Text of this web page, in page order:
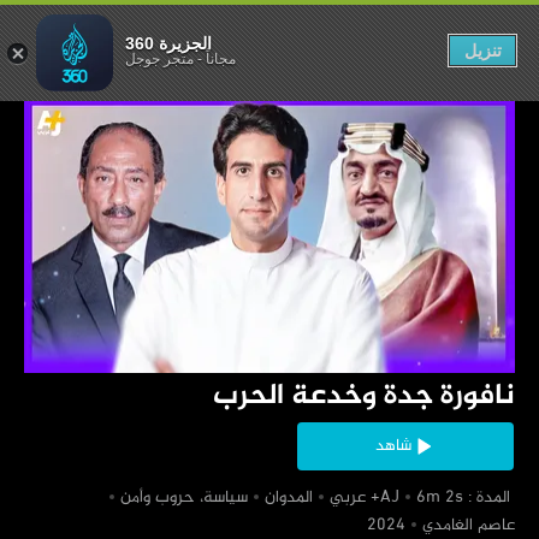
‏نافورة جدة وخدعة الحرب
شاهد
‏ المدة : 6m 2s
‏المدوان
‏سياسة، حروب وأمن
‏عاصم الغامدي
وخدعة الحرب
الجزيرة 360
مجاناً-متجر جوجل تنزيل